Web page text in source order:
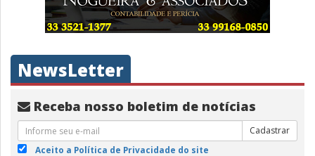
NewsLetter
Receba nosso boletim de notícias
Cadastrar
Aceito a Política de Privacidade do site